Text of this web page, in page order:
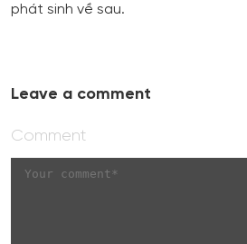
phát sinh về sau.
Leave a comment
Comment